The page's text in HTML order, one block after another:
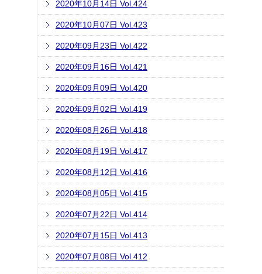
2020年10月14日 Vol.424
2020年10月07日 Vol.423
2020年09月23日 Vol.422
2020年09月16日 Vol.421
2020年09月09日 Vol.420
2020年09月02日 Vol.419
2020年08月26日 Vol.418
2020年08月19日 Vol.417
2020年08月12日 Vol.416
2020年08月05日 Vol.415
2020年07月22日 Vol.414
2020年07月15日 Vol.413
2020年07月08日 Vol.412